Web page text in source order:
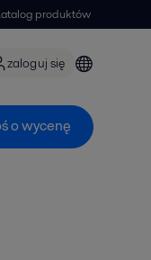
produktów
zaloguj się
o wycenę